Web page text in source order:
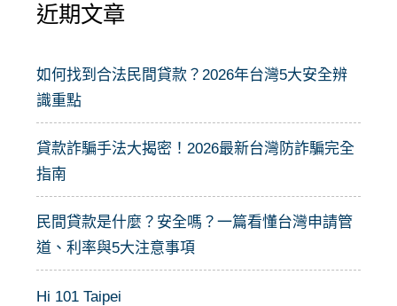
鍵
:
近期文章
如何找到合法民間貸款？2026年台灣5大安全辨
識重點
貸款詐騙手法大揭密！2026最新台灣防詐騙完全
指南
民間貸款是什麼？安全嗎？一篇看懂台灣申請管
道、利率與5大注意事項
Hi 101 Taipei